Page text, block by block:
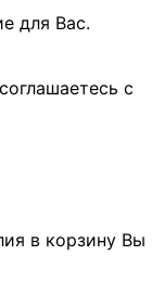
для Вас.
с
в корзину Вы